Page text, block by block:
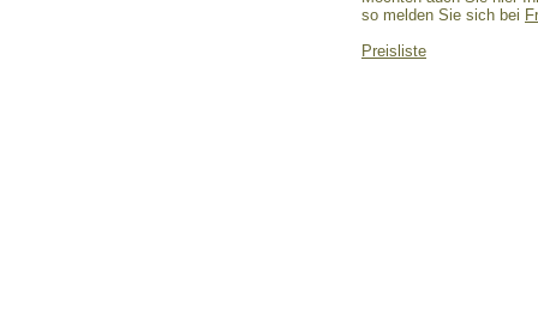
so melden Sie sich bei
Preisliste